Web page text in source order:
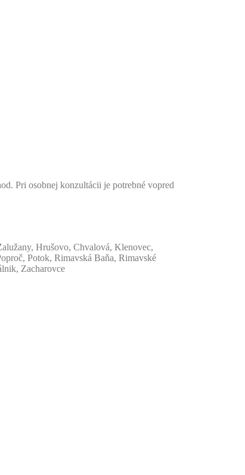
Pri osobnej konzultácii je potrebné vopred
Hrušovo, Chvalová, Klenovec,
Potok, Rimavská Baňa, Rimavské
Zacharovce